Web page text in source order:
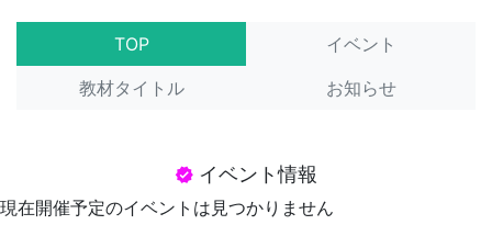
TOP
イベント
教材タイトル
お知らせ
verified イベント情報
現在開催予定のイベントは見つかりません